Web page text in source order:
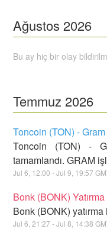
Ağustos 2026
Bu ay hiç bir olay
Temmuz 2026
Toncoin (TON) -
Toncoin (TON) -
tamamlandı. GRAM
Jul6 12:00 - Jul9 19:57
Bonk (BONK)
Bonk (BONK) yatırma
Jul6 ,21:27 - Jul8 14:38